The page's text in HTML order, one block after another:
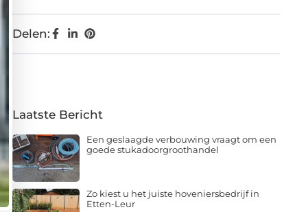
Delen:
Laatste Bericht
Een geslaagde verbouwing vraagt om een
goede stukadoorgroothandel
Zo kiest u het juiste hoveniersbedrijf in
Etten-Leur